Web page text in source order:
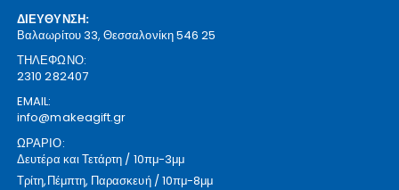
ΔΙΕΥΘΥΝΣΗ:
Βαλαωρίτου 33, Θεσσαλονίκη 546 25
ΤΗΛΕΦΩΝΟ:
2310 282407
EMAIL:
info@makeagift.gr
ΩΡΑΡΙΟ:
Δευτέρα και Τετάρτη / 10πμ-3μμ
Τρίτη,Πέμπτη, Παρασκευή / 10πμ-8μμ